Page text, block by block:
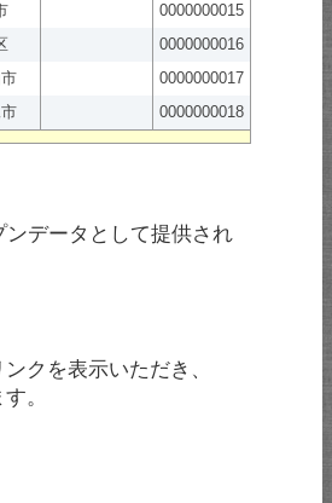
0000000015
0000000016
0000000017
0000000018
データとして提供され
クを表示いただき、
。